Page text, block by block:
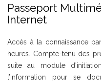
Passeport
Internet
Accès à la connaissance
heures. Compte-tenu des
suite au module
l’information pour se